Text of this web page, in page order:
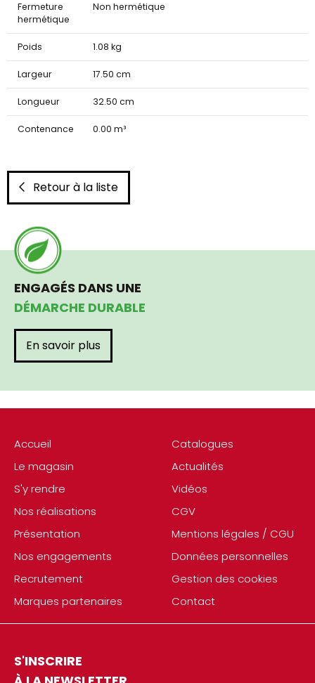
Fermeture
hermétique
Non hermétique
Poids 1.08 kg
Largeur 17.50 cm
Longueur 32.50 cm
Contenance 0.00 m³
Retour à la liste
Accueil
Le magasin
S'y rendre
Nos réalisations
Présentation
Nos engagements
Recrutement
Marques partenaires
Catalogues
Actualités
Vidéos
CGV
Mentions légales / CGU
Données personnelles
Gestion des cookies
Contact
S'INSCRIRE
ENGAGÉS DANS UNE
DÉMARCHE DURABLE
En savoir plus